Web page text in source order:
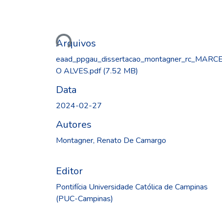
Carregando...
Arquivos
O ALVES.pdf(7.52 MB)
Data
2024-02-27
Autores
Montagner, Renato De Camargo
Editor
Pontifícia Universidade Católica de Campinas
(PUC-Campinas)